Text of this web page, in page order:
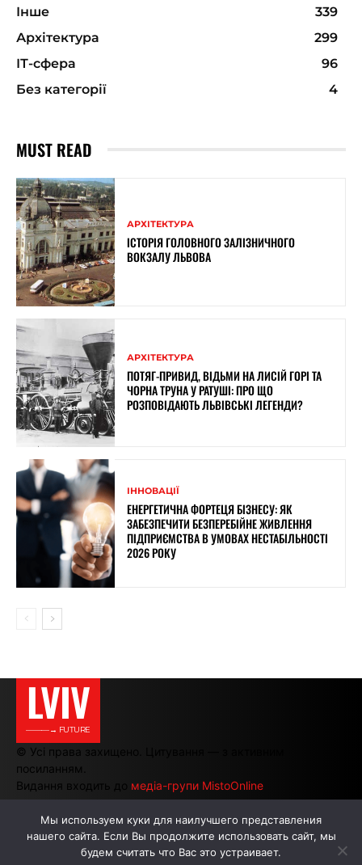
Інше
339
Архітектура
299
ІТ-сфера
96
Без категорії
4
MUST READ
АРХІТЕКТУРА
ІСТОРІЯ ГОЛОВНОГО ЗАЛІЗНИЧНОГО
ВОКЗАЛУ ЛЬВОВА
АРХІТЕКТУРА
ПОТЯГ-ПРИВИД, ВІДЬМИ НА ЛИСІЙ ГОРІ ТА
ЧОРНА ТРУНА У РАТУШІ: ПРО ЩО
РОЗПОВІДАЮТЬ ЛЬВІВСЬКІ ЛЕГЕНДИ?
ІННОВАЦІЇ
ЕНЕРГЕТИЧНА ФОРТЕЦЯ БІЗНЕСУ: ЯК
ЗАБЕЗПЕЧИТИ БЕЗПЕРЕБІЙНЕ ЖИВЛЕННЯ
ПІДПРИЄМСТВА В УМОВАХ НЕСТАБІЛЬНОСТІ
2026 РОКУ
LVIV
———→ FUTURE
© Усі права захищено. Цитування — з активним
посиланням.
Видання входить до медіа-групи MistoOnline
АВТОРИ РЕКЛАМА НА САЙТІ
Мы используем куки для наилучшего представления
нашего сайта. Если Вы продолжите использовать сайт, мы
будем считать что Вас это устраивает.